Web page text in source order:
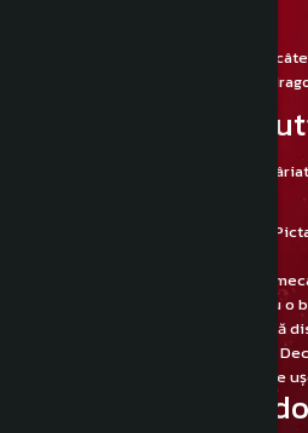
Planul nostru este să reproducem
spațiul nostru să reflecte nu doar
Idei creative de
Dacă ai și tu acasă discuri vechi,
–
– Cu un
– Cu
– Două
–
– Încălzite
Discurile nu sunt